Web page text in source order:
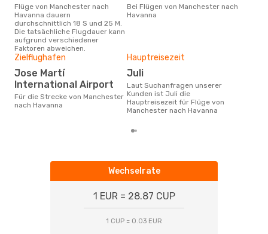
Flüge von Manchester nach
Havanna dauern
durchschnittlich 18 S und 25 M.
Die tatsächliche Flugdauer kann
aufgrund verschiedener
Faktoren abweichen.
Bei Flügen von Manchester nach
Havanna
Zielflughafen
Jose Martí
International Airport
Für die Strecke von Manchester
nach Havanna
Hauptreisezeit
Juli
Laut Suchanfragen unserer
Kunden ist Juli die
Hauptreisezeit für Flüge von
Manchester nach Havanna
Wechselrate
1 EUR = 28.87 CUP
1 CUP = 0.03 EUR